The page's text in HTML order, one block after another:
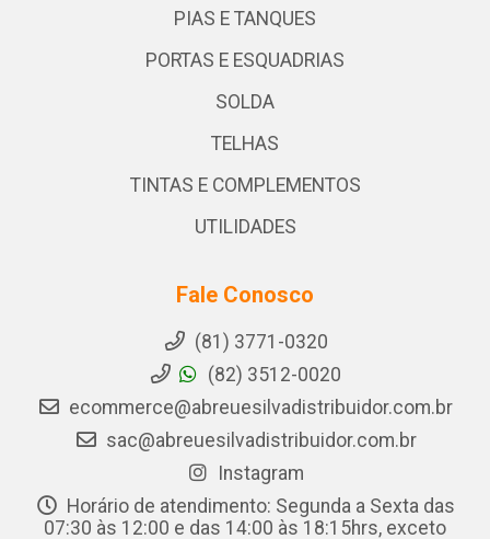
PIAS E TANQUES
PORTAS E ESQUADRIAS
SOLDA
TELHAS
TINTAS E COMPLEMENTOS
UTILIDADES
Fale Conosco
(81) 3771-0320
(82) 3512-0020
ecommerce@abreuesilvadistribuidor.com.br
sac@abreuesilvadistribuidor.com.br
Instagram
Horário de atendimento: Segunda a Sexta das
07:30 às 12:00 e das 14:00 às 18:15hrs, exceto